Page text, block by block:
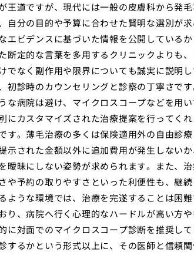
王道ですが、現代には一般の皮膚科から発
自分の目的や予算に合わせた賢明な選別が
エビデンスに基づいた情報を公開している
断定的な言葉を多用するクリニックよりも
でなく副作用や限界についても誠実に説明
初診時のカウンセリングと診察の丁寧さで
な病院は避け、マイクロスコープなどを用
にカスタマイズされた治療提案を行ってく
す。薄毛治療の多くは保険適用外の自由診
示された金額以外に追加費用が発生しない
曖昧にしない姿勢が求められます。また、
や予約の取りやすさといった利便性も、継
ような環境では、治療を完遂することは困
り、病院へ行く心理的なハードルが高い方
に対面でのマイクロスコープ診断を推奨し
するかという形式以上に、その医師と信頼